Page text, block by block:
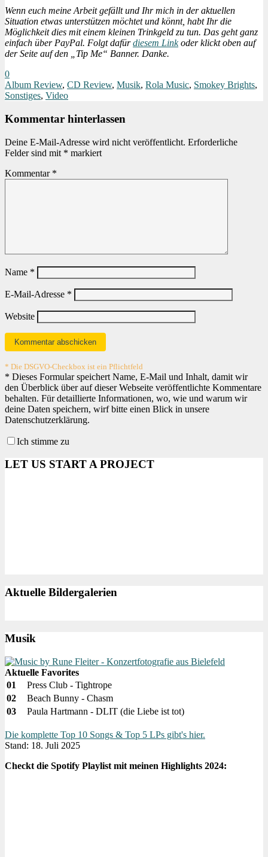
Wenn euch meine Arbeit gefällt und Ihr mich in der aktuellen
Situation etwas unterstützen möchtet und könnt, habt Ihr die
Möglichkeit dies mit einem kleinen Trinkgeld zu tun. Das geht ganz
einfach über PayPal. Folgt dafürdiesem Linkoder klickt oben auf
der Seite auf den „Tip Me“ Banner. Danke.
0
Album Review, CD Review, Musik, Rola Music, Smokey Brights,
Sonstiges, Video
Kommentar hinterlassen
Deine E-Mail-Adresse wird nicht veröffentlicht. Erforderliche
Felder sind mit * markiert
Kommentar *
Name *
E-Mail-Adresse *
Website
* Die DSGVO-Checkbox ist ein Pflichtfeld
* Dieses Formular speichert Name, E-Mail und Inhalt, damit wir
den Überblick über auf dieser Webseite veröffentlichte Kommentare
behalten. Für detaillierte Informationen, wo, wie und warum wir
deine Daten speichern, wirf bitte einen Blick in unsere
Datenschutzerklärung.
Ich stimme zu
LET US START A PROJECT
Aktuelle Bildergalerien
Musik
Aktuelle Favorites
01
Press Club - Tightrope
02
Beach Bunny - Chasm
03
Paula Hartmann - DLIT (die Liebe ist tot)
Die komplette Top 10 Songs & Top 5 LPs gibt's hier.
Stand: 18. Juli 2025
Checkt die Spotify Playlist mit meinen Highlights 2024: